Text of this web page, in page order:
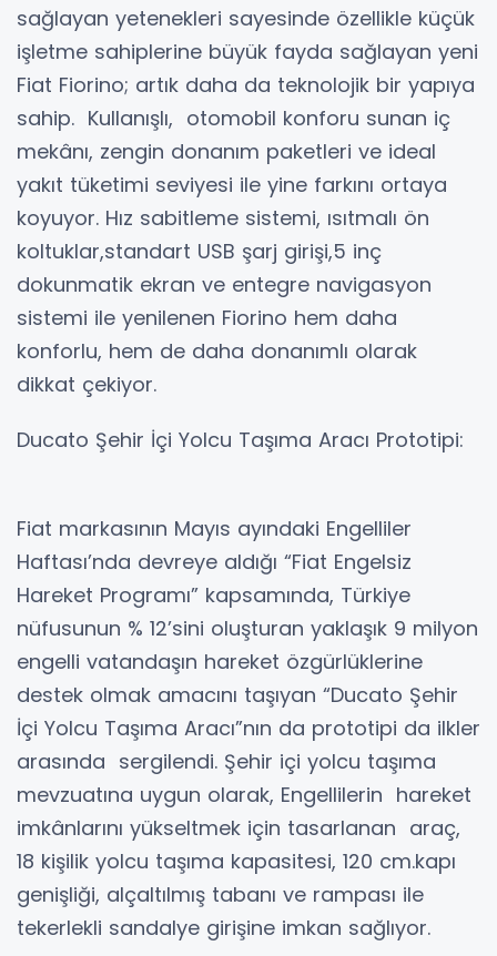
sağlayan yetenekleri sayesinde özellikle küçük
işletme sahiplerine büyük fayda sağlayan yeni
Fiat Fiorino; artık daha da teknolojik bir yapıya
sahip. Kullanışlı, otomobil konforu sunan iç
mekânı, zengin donanım paketleri ve ideal
yakıt tüketimi seviyesi ile yine farkını ortaya
koyuyor. Hız sabitleme sistemi, ısıtmalı ön
koltuklar,standart USB şarj girişi,5 inç
dokunmatik ekran ve entegre navigasyon
sistemi ile yenilenen Fiorino hem daha
konforlu, hem de daha donanımlı olarak
dikkat çekiyor.
Ducato Şehir İçi Yolcu Taşıma Aracı Prototipi:
Fiat markasının Mayıs ayındaki Engelliler
Haftası’nda devreye aldığı “Fiat Engelsiz
Hareket Programı” kapsamında, Türkiye
nüfusunun % 12’sini oluşturan yaklaşık 9 milyon
engelli vatandaşın hareket özgürlüklerine
destek olmak amacını taşıyan “Ducato Şehir
İçi Yolcu Taşıma Aracı”nın da prototipi da ilkler
arasında sergilendi. Şehir içi yolcu taşıma
mevzuatına uygun olarak, Engellilerin hareket
imkânlarını yükseltmek için tasarlanan araç,
18 kişilik yolcu taşıma kapasitesi, 120 cm.kapı
genişliği, alçaltılmış tabanı ve rampası ile
tekerlekli sandalye girişine imkan sağlıyor.